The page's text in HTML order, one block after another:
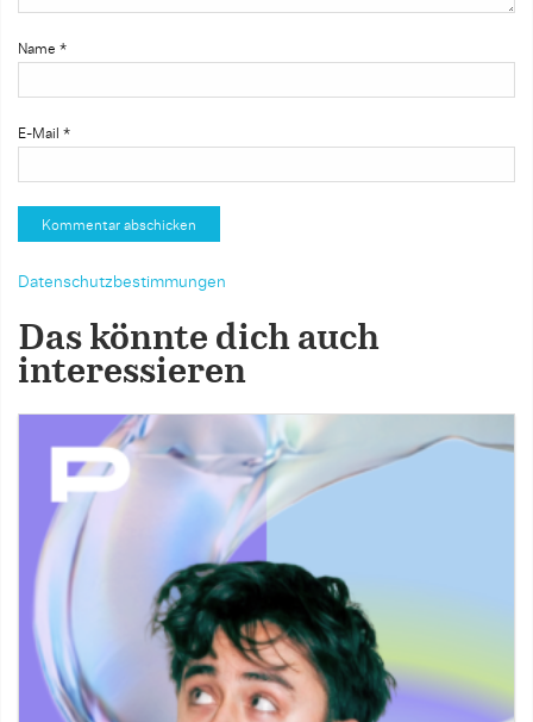
Name *
E-Mail *
Datenschutzbestimmungen
Das könnte dich auch
interessieren